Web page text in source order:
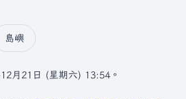
島嶼
月21日 (星期六) 13:54。